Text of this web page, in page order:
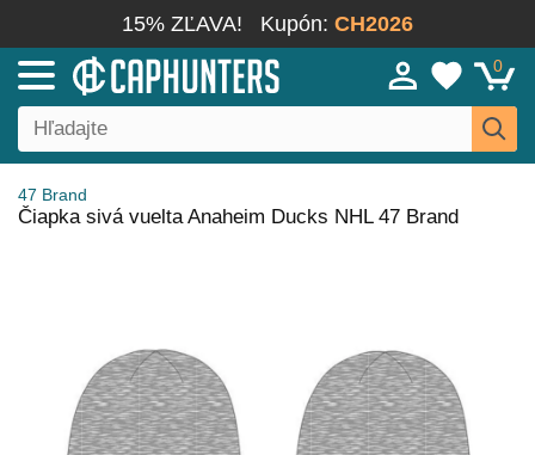
15% ZĽAVA! Kupón: CH2026
0
47 Brand
Čiapka sivá vuelta Anaheim Ducks NHL 47 Brand